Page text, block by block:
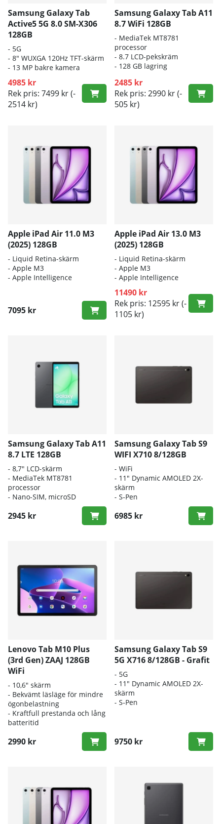
Samsung Galaxy Tab
Active5 5G 8.0 SM-X306
128GB
- 5G
- 8" WUXGA 120Hz TFT-skärm
- 13 MP bakre kamera
4985 kr
Rek pris: 7499 kr(-
2514 kr)
Samsung Galaxy Tab A11
8.7 WiFi 128GB
- MediaTek MT8781
processor
- 8.7 LCD-pekskräm
- 128 GB lagring
2485 kr
Rek pris: 2990 kr(-
505 kr)
Apple iPad Air 11.0 M3
(2025) 128GB
- Liquid Retina-skärm
- Apple M3
- Apple Intelligence
7095 kr
Apple iPad Air 13.0 M3
(2025) 128GB
- Liquid Retina-skärm
- Apple M3
- Apple Intelligence
11490 kr
Rek pris: 12595 kr(-
1105 kr)
Samsung Galaxy Tab A11
8.7 LTE 128GB
- 8,7" LCD-skärm
- MediaTek MT8781
processor
- Nano-SIM, microSD
2945 kr
Samsung Galaxy Tab S9
WIFI X710 8/128GB
- WiFi
- 11" Dynamic AMOLED 2X-
skärm
- S-Pen
6985 kr
Lenovo Tab M10 Plus
(3rd Gen) ZAAJ 128GB
WiFi
- 10,6" skärm
- Bekvämt läsläge för mindre
ögonbelastning
- Kraftfull prestanda och lång
batteritid
2990 kr
Samsung Galaxy Tab S9
5G X716 8/128GB - Grafit
- 5G
- 11" Dynamic AMOLED 2X-
skärm
- S-Pen
9750 kr